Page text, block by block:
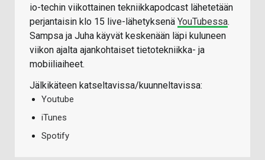
io-techin viikottainen tekniikkapodcast lähetetään
perjantaisin klo 15 live-lähetyksenä YouTubessa.
Sampsa ja Juha käyvät keskenään läpi kuluneen
viikon ajalta ajankohtaiset tietotekniikka- ja
mobiiliaiheet.
Jälkikäteen katseltavissa/kuunneltavissa:
Youtube
iTunes
Spotify